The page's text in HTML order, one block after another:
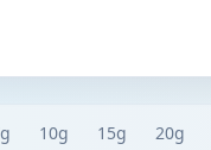
10g 15g 20g